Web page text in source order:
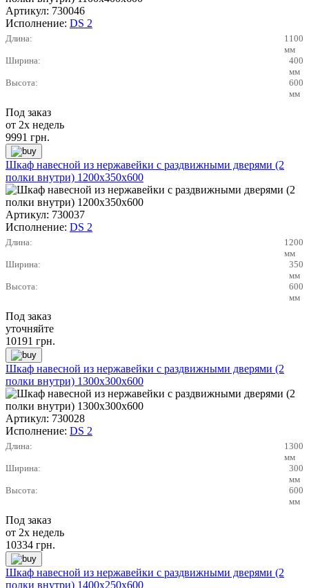
Артикул: 730046
Исполнение: DS 2
Длина:
1100
мм
Ширина:
400
мм
Высота:
600
мм
Под заказ
от 2х недель
9991 грн.
Шкаф навесной из нержавейки с раздвижными дверями (2
полки внутри) 1200х350х600
Артикул: 730037
Исполнение: DS 2
Длина:
1200
мм
Ширина:
350
мм
Высота:
600
мм
Под заказ
уточняйте
10191 грн.
Шкаф навесной из нержавейки с раздвижными дверями (2
полки внутри) 1300х300х600
Артикул: 730028
Исполнение: DS 2
Длина:
1300
мм
Ширина:
300
мм
Высота:
600
мм
Под заказ
от 2х недель
10334 грн.
Шкаф навесной из нержавейки с раздвижными дверями (2
полки внутри) 1400х250х600